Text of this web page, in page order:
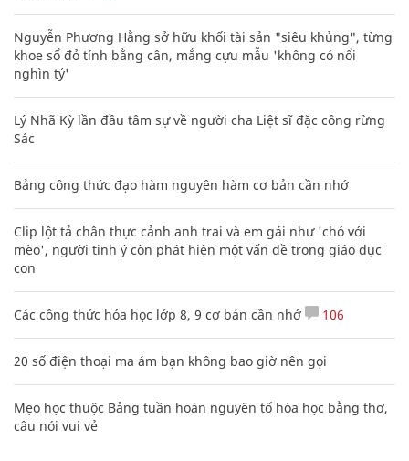
Nguyễn Phương Hằng sở hữu khối tài sản "siêu khủng", từng
khoe sổ đỏ tính bằng cân, mắng cựu mẫu 'không có nổi
nghìn tỷ'
Lý Nhã Kỳ lần đầu tâm sự về người cha Liệt sĩ đặc công rừng
Sác
Bảng công thức đạo hàm nguyên hàm cơ bản cần nhớ
Clip lột tả chân thực cảnh anh trai và em gái như 'chó với
mèo', người tinh ý còn phát hiện một vấn đề trong giáo dục
con
Các công thức hóa học lớp 8, 9 cơ bản cần nhớ 106
20 số điện thoại ma ám bạn không bao giờ nên gọi
Mẹo học thuộc Bảng tuần hoàn nguyên tố hóa học bằng thơ,
câu nói vui vẻ